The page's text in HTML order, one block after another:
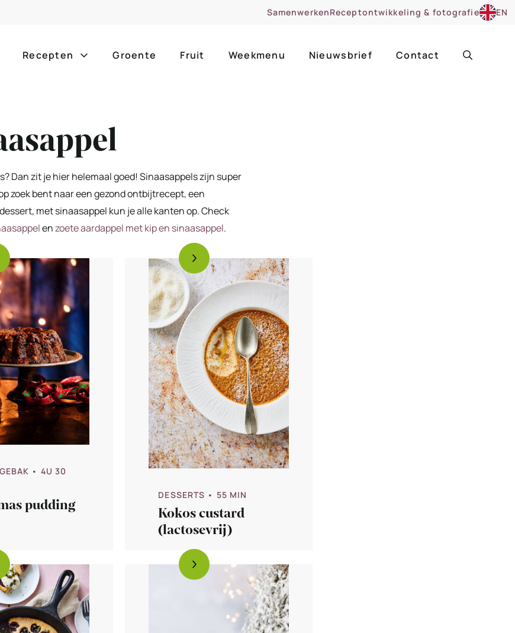
SamenwerkenReceptontwikkeling & fotografie EN
Recepten
ontbijt
lunch hoofdgerechten
borrelhapjes desserts
voorgerechten drankjes
barbecue
slow cooker
Groente Fruit Weekmenu Nieuwsbrief Contact
Dan zit je hier helemaal goed! Sinaasappels zijn super
zoek bent naar een gezond ontbijtrecept, een
met sinaasappel kun je alle kanten op. Check
enzoete aardappel met kip en sinaasappel.
• 4U 30
pudding
DESSERTS • 55 MIN
Kokos custard
(lactosevrij)